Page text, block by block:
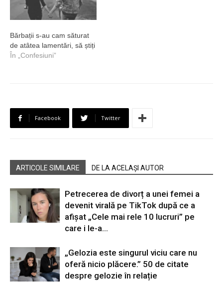
Bărbații s-au cam săturat
de atâtea lamentări, să știți
În „Confesiuni”
Facebook Twitter
ARTICOLE SIMILARE DE LA ACELAȘI AUTOR
Petrecerea de divorț a unei femei a
devenit virală pe TikTok după ce a
afișat „Cele mai rele 10 lucruri” pe
care i le-a...
„Gelozia este singurul viciu care nu
oferă nicio plăcere.” 50 de citate
despre gelozie în relație